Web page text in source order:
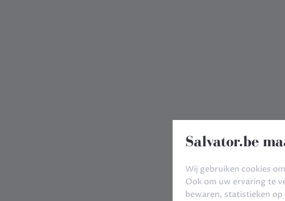
Salvator.be
Wij gebruiken cookies
Ook om uw ervaring te
bewaren, statistieken